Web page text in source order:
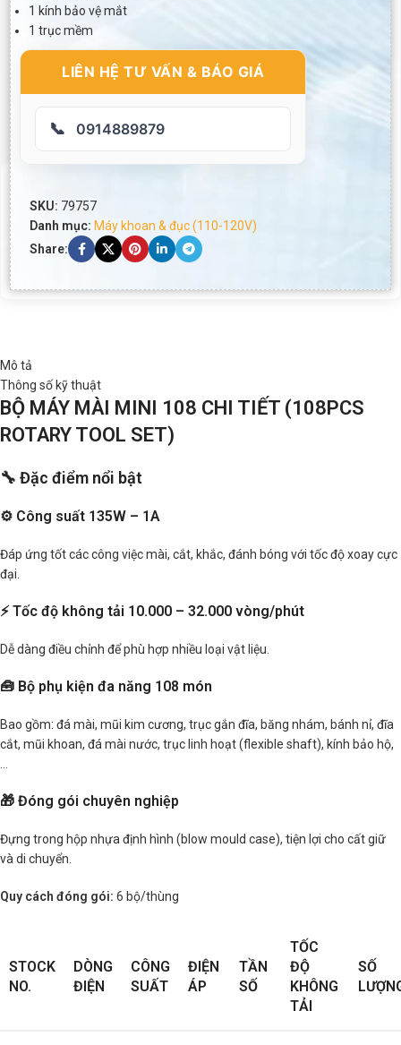
1 kính bảo vệ mắt
1 trục mềm
LIÊN HỆ TƯ VẤN & BÁO GIÁ
📞 0914889879
SKU: 79757
Danh mục: Máy khoan & đục (110-120V)
Share:
Mô tả
Thông số kỹ thuật
BỘ MÁY MÀI MINI 108 CHI TIẾT (108PCS
ROTARY TOOL SET)
🔧 Đặc điểm nổi bật
⚙️ Công suất 135W – 1A
Đáp ứng tốt các công việc mài, cắt, khắc, đánh bóng với tốc độ xoay cực
đại.
⚡ Tốc độ không tải 10.000 – 32.000 vòng/phút
Dễ dàng điều chỉnh để phù hợp nhiều loại vật liệu.
🧰 Bộ phụ kiện đa năng 108 món
Bao gồm: đá mài, mũi kim cương, trục gắn đĩa, băng nhám, bánh nỉ, đĩa
cắt, mũi khoan, đá mài nước, trục linh hoạt (flexible shaft), kính bảo hộ,
🎁 Đóng gói chuyên nghiệp
Đựng trong hộp nhựa định hình (blow mould case), tiện lợi cho cất giữ
và di chuyển.
Quy cách đóng gói: 6 bộ/thùng
STOCK
NO.
DÒNG
ĐIỆN
CÔNG
SUẤT
ĐIỆN
ÁP
TẦN
SỐ
TỐC
ĐỘ
KHÔNG
TẢI
SỐ